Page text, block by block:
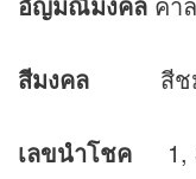
สีมงคล สีช
เลขนำโชค 1,